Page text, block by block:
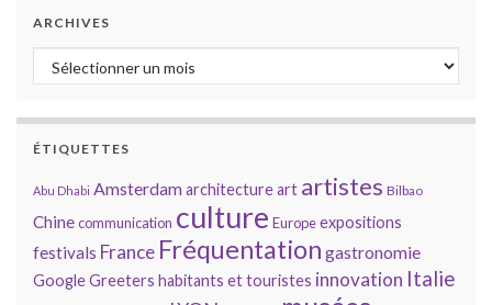
ARCHIVES
Archives
ÉTIQUETTES
Abu Dhabi Amsterdamarchitectureart artistes Bilbao
Chinecommunication culture Europeexpositions
festivals France Fréquentation gastronomie
GoogleGreeters habitants et touristes innovation Italie